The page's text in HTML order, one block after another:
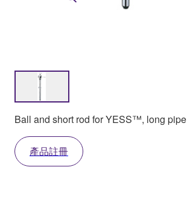
Ball and short rod for YESS™, long pipe
產品註冊